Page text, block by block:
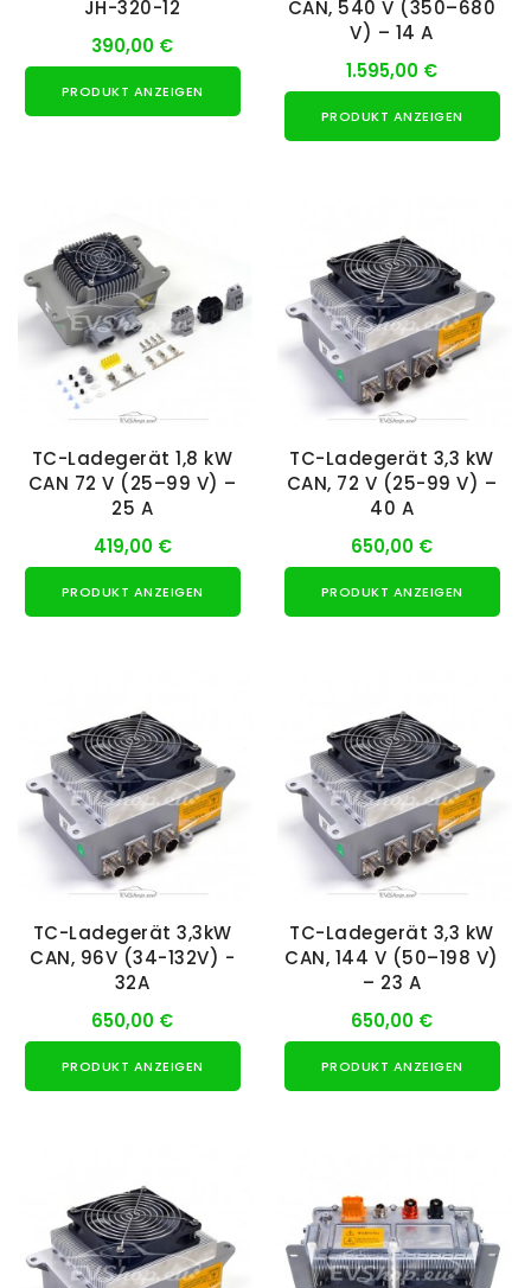
JH-320-12
390,00 €
PRODUKT ANZEIGEN
CAN, 540 V (350–680
V) – 14 A
1.595,00 €
PRODUKT ANZEIGEN
TC-Ladegerät 1,8 kW
CAN 72 V (25–99 V) –
25 A
419,00 €
PRODUKT ANZEIGEN
TC-Ladegerät 3,3 kW
CAN, 72 V (25-99 V) –
40 A
650,00 €
PRODUKT ANZEIGEN
TC-Ladegerät 3,3kW
CAN, 96V (34-132V) -
32A
650,00 €
PRODUKT ANZEIGEN
TC-Ladegerät 3,3 kW
CAN, 144 V (50–198 V)
– 23 A
650,00 €
PRODUKT ANZEIGEN